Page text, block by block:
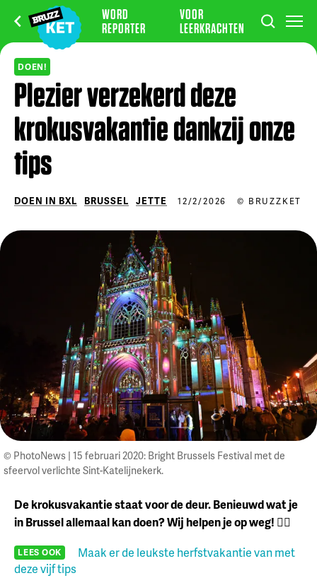
WORD
REPORTER
VOOR
LEERKRACHTEN
DOEN!
Plezier verzekerd deze
krokusvakantie dankzij onze
tips
DOEN IN BXL BRUSSEL JETTE 12/2/2026 © BRUZZKET
© PhotoNews | 15 februari 2020: Bright Brussels Festival met de
sfeervol verlichte Sint-Katelijnekerk.
De krokusvakantie staat voor de deur. Benieuwd wat je
in Brussel allemaal kan doen? Wij helpen je op weg! 👇🏻
LEES OOK
Maak er de leukste herfstvakantie van met
deze vijf tips